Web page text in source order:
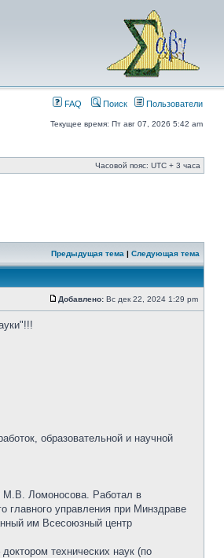
FAQ Поиск Пользователи
Текущее время: Пт авг 07, 2026 5:42 am
Часовой пояс: UTC + 3 часа
Предыдущая тема | Следующая тема
Добавлено: Вс дек 22, 2024 1:29 pm
образовательной и научной
М.В. Ломоносова. Работал в
главного управления при Минздраве
им Всесоюзный центр
технических наук (по